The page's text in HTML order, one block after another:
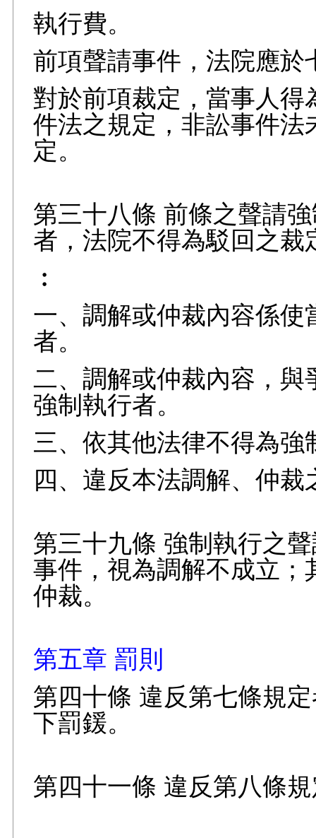
執行費。
前項聲請事件，法院應於
對於前項裁定，當事人
件法之規定，非訟事件
定。
第三十八條 前條之聲請
者，法院不得為駁回之裁
︰
一、調解或仲裁內容係
者。
二、調解或仲裁內容，
強制執行者。
三、依其他法律不得為強
四、違反本法調解、仲裁
第三十九條 強制執行之
事件，視為調解不成立
仲裁。
第五章 罰則
第四十條 違反第七條規
下罰鍰。
第四十一條 違反第八條